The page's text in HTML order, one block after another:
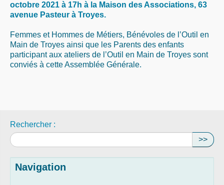
octobre 2021 à 17h à la Maison des Associations, 63
avenue Pasteur à Troyes.
Femmes et Hommes de Métiers, Bénévoles de l’Outil en
Main de Troyes ainsi que les Parents des enfants
participant aux ateliers de l’Outil en Main de Troyes sont
conviés à cette Assemblée Générale.
Rechercher :
>>
Navigation